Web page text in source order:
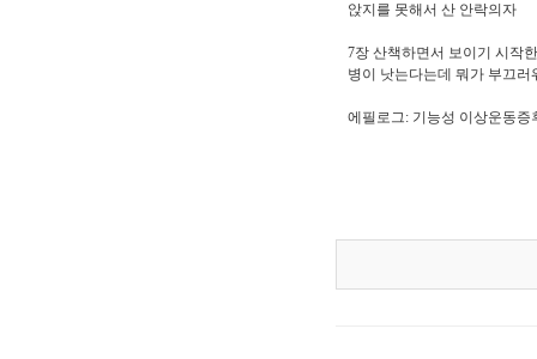
앉지를 못해서 산 안락의자
7장 산책하면서 보이기 시작
병이 낫는다는데 뭐가 부끄러
에필로그: 기능성 이상운동